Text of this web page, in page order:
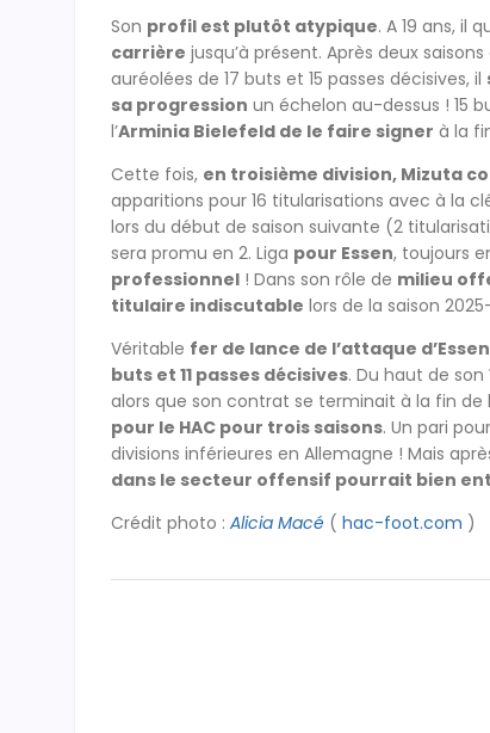
Son profil est plutôt atypique. A 19 ans, il
carrière jusqu’à présent. Après deux saisons
auréolées de 17 buts et 15 passes décisives, il
sa progression un échelon au-dessus ! 15
l’Arminia Bielefeld de le faire signer à la
Cette fois, en troisième division, Mizuta
apparitions pour 16 titularisations avec à la
lors du début de saison suivante (2
sera promu en 2. Liga pour Essen, toujours
professionnel ! Dans son rôle de milieu
titulaire indiscutable lors de la saison
Véritable fer de lance de l’attaque d’Essen
buts et 11 passes décisives. Du haut de son
alors que son contrat se terminait à la fin de
pour le HAC pour trois saisons. Un pari
divisions inférieures en Allemagne ! Mais
dans le secteur offensif pourrait bien
Crédit photo : Alicia Macé ( hac-foot.com )